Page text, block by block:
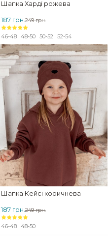
Шапка Харді рожева
249 грн.
187 грн.
46-48 48-50 50-52 52-54
Шапка Кейсі коричнева
249 грн.
187 грн.
46-48 48-50